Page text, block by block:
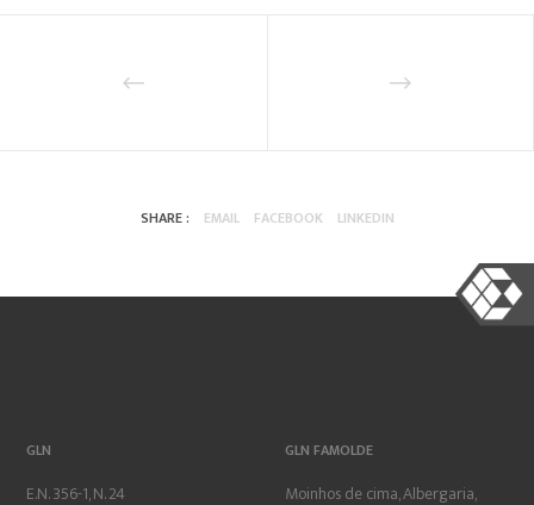
SHARE : EMAIL FACEBOOK LINKEDIN
GLN
E.N. 356-1, N. 24
GLN FAMOLDE
Moinhos de cima, Albergaria,